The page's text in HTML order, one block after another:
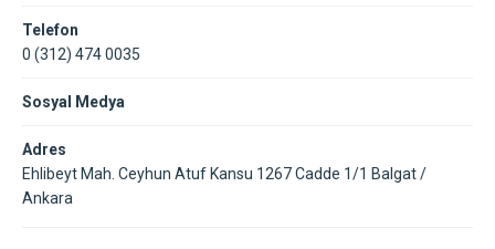
Telefon
0 (312) 474 0035
Sosyal Medya
Adres
Ehlibeyt Mah. Ceyhun Atuf Kansu 1267 Cadde 1/1 Balgat /
Ankara